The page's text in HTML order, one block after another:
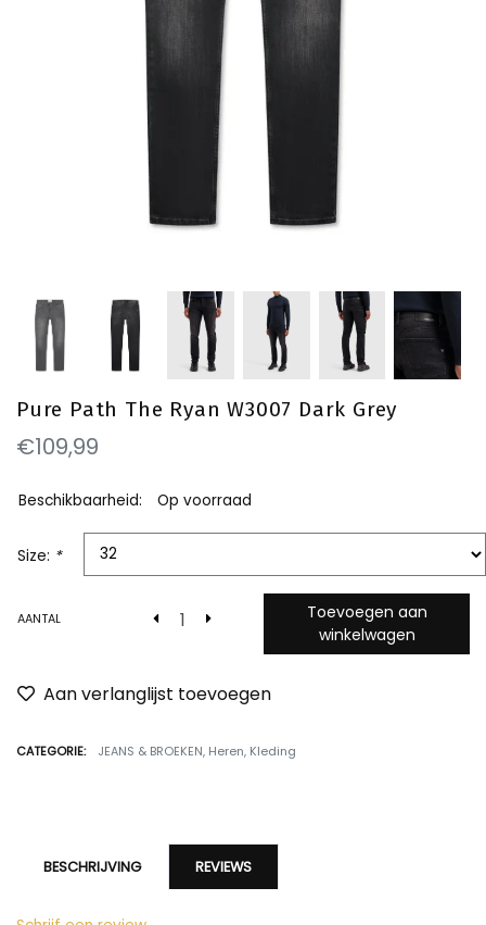
Pure Path The Ryan W3007 Dark Grey
€109,99
Beschikbaarheid: Op voorraad
Size: *
AANTAL
Toevoegen aan
winkelwagen
Aan verlanglijst toevoegen
CATEGORIE: JEANS & BROEKEN, Heren, Kleding
BESCHRIJVING REVIEWS